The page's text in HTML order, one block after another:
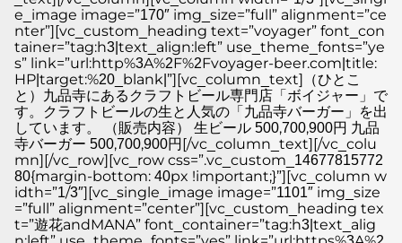
e_image image=”170″ img_size=”full” alignment=”ce
nter”][vc_custom_heading text=”voyager” font_con
tainer=”tag:h3|text_align:left” use_theme_fonts=”ye
s” link=”url:http%3A%2F%2Fvoyager-beer.com|title:
HP|target:%20_blank|”][vc_column_text]（ひとこ
と）九品寺にあるクラフトビール専門店「ボイジャー」で
す。クラフトビールの生と人気の「九品寺バーガー」を出
しています。 （販売内容） 生ビール 500,700,900円 九品
寺バーガー 500,700,900円[/vc_column_text][/vc_colu
mn][/vc_row][vc_row css=”.vc_custom_14677815772
80{margin-bottom: 40px !important;}”][vc_column w
idth=”1/3″][vc_single_image image=”1101″ img_size
=”full” alignment=”center”][vc_custom_heading tex
t=”遊花andMANA” font_container=”tag:h3|text_alig